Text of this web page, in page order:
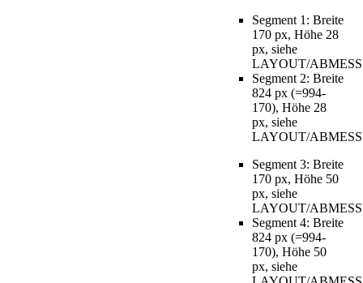
Segment 1: Breite
170 px, Höhe 28
px, siehe
LAYOUT/
Segment 2: Breite
824 px (=994-
170), Höhe 28
px, siehe
LAYOUT/
Segment 3: Breite
170 px, Höhe 50
px, siehe
LAYOUT/
Segment 4: Breite
824 px (=994-
170), Höhe 50
px, siehe